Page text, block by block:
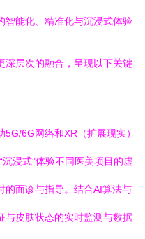
智能化、精准化与沉浸式体验
深层次的融合，呈现以下关键
5G/6G网络和XR（扩展现实）
浸式”体验不同医美项目的虚
的面诊与指导。结合AI算法与
与皮肤状态的实时监测与数据